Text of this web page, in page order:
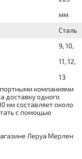
мм
Сталь
9, 10,
11, 12,
13
компаниями
доставку одного
км составляет около
с помощью
Леруа Мерлен